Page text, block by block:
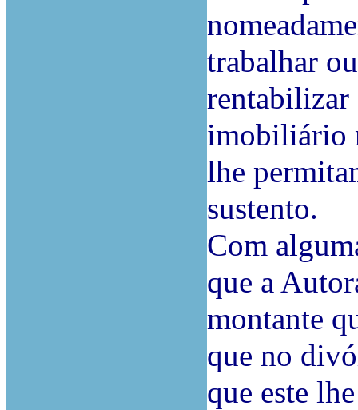
trabalhar
rentabilizar
imobiliário
lhe
sustento.
Com
que a
montante
que no
que este